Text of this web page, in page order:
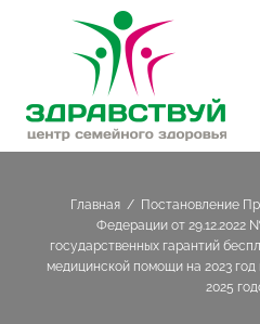
Главная/ Постановление
Федерации от 29.12.2022
государственных гарантий
медицинской помощи на 2023
2025